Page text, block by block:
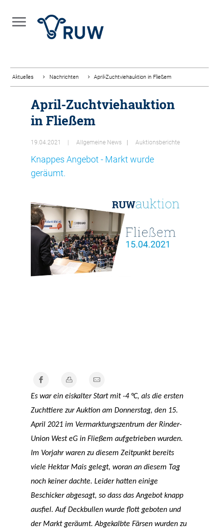
Aktuelles Nachrichten April-Zuchtviehauktion in Fließem
April-Zuchtviehauktion
in Fließem
19.04.2021 Allgemeine News Auktionsberichte
Knappes Angebot - Markt wurde
geräumt.
Es war ein eiskalter Start mit -4 °C, als die ersten
Zuchttiere zur Auktion am Donnerstag, den 15.
April 2021 im Vermarktungszentrum der Rinder-
Union West eG in Fließem aufgetrieben wurden.
Im Vorjahr waren zu diesem Zeitpunkt bereits
viele Hektar Mais gelegt, woran an diesem Tag
noch keiner dachte. Leider hatten einige
Beschicker abgesagt, so dass das Angebot knapp
ausfiel. Auf Deckbullen wurde flott geboten und
der Markt geräumt. Abgekalbte Färsen wurden zu